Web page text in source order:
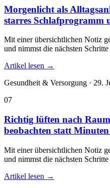
Morgenlicht als
starres Schlafprogramm
Mit einer übersichtlichen Notiz
und nimmst die nächsten
Artikel lesen →
Gesundheit & Versorgung · 29.
07
Richtig lüften nach
beobachten statt
Mit einer übersichtlichen Notiz
und nimmst die nächsten
Artikel lesen →